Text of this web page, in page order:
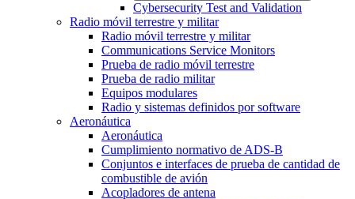
Cybersecurity Test and Validation
Radio móvil terrestre y militar
Radio móvil terrestre y militar
Communications Service Monitors
Prueba de radio móvil terrestre
Prueba de radio militar
Equipos modulares
Radio y sistemas definidos por software
Aeronáutica
Aeronáutica
Cumplimiento normativo de ADS-B
Conjuntos e interfaces de prueba de cantidad de
combustible de avión
Acopladores de antena